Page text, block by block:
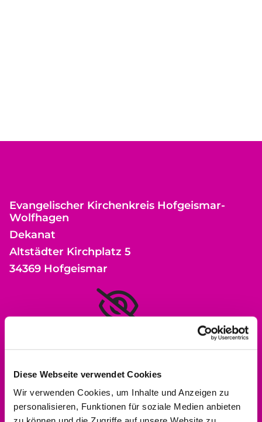
Diese Webseite verwendet Cookies
Wir verwenden Cookies, um Inhalte und Anzeigen zu
personalisieren, Funktionen für soziale Medien anbieten
Evangelischer Kirchenkreis Hofgeismar-
Wolfhagen
Dekanat
Altstädter Kirchplatz 5
34369 Hofgeismar
Bitte akzeptieren Sie Marketing-Cookies,